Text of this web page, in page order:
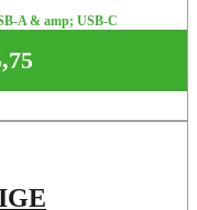
A & amp; USB-C